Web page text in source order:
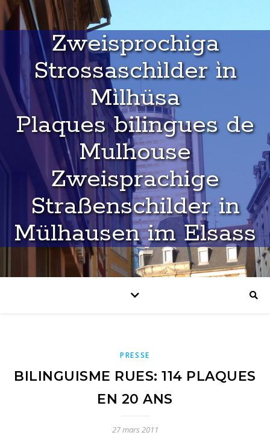
Zweisprochiga
Strossaschìlder ìn
Mìlhüsa
Plaques bilingues de
Mulhouse
Zweisprachige
Straßenschilder in
Mülhausen im Elsass
PRESSE
BILINGUISME RUES: 114 PLAQUES
EN 20 ANS
27 mars 2011